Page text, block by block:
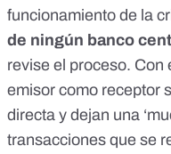
funcionamiento de la
de ningún banco
revise el proceso. Con
emisor como receptor
directa y dejan una
transacciones que se